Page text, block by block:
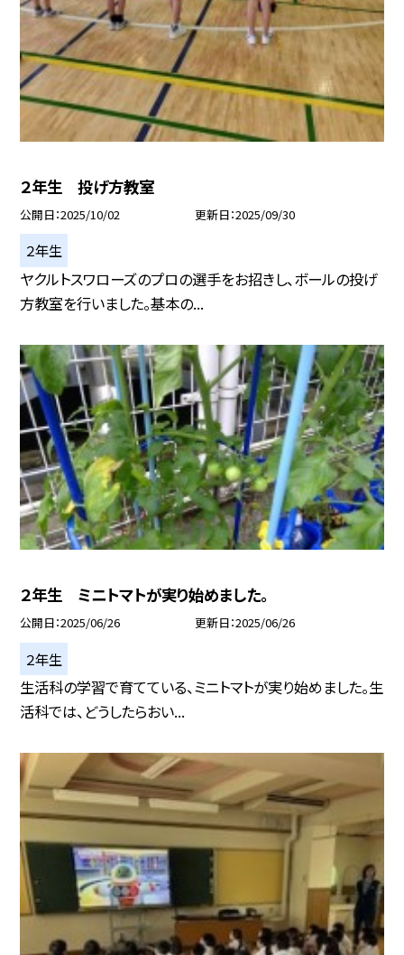
２年生 投げ方教室
公開日 2025/10/02 更新日 2025/09/30
２年生
ヤクルトスワローズのプロの選手をお招きし、ボールの投げ
方教室を行いました。基本の...
２年生 ミニトマトが実り始めました。
公開日 2025/06/26 更新日 2025/06/26
２年生
生活科の学習で育てている、ミニトマトが実り始めました。生
活科では、どうしたらおい...